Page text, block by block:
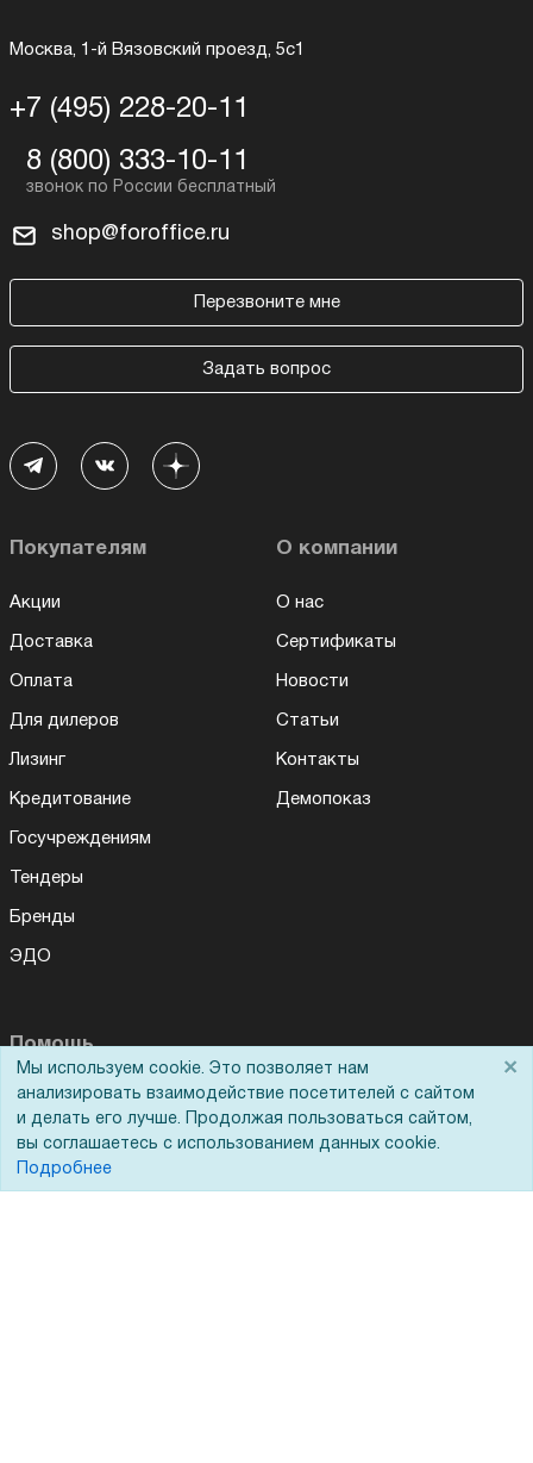
Москва, 1-й Вязовский проезд, 5с1
+7 (495) 228-20-11
8 (800) 333-10-11
shop@foroffice.ru
Перезвоните мне
Задать вопрос
Покупателям
Акции
Доставка
Оплата
Для дилеров
Лизинг
Кредитование
Госучреждениям
Тендеры
Бренды
ЭДО
О компании
О нас
Сертификаты
Новости
Статьи
Контакты
Демопоказ
Помощь
Вопрос-ответ
Реквизиты
Гарантии и возврат
Мы используем cookie. Это позволяет нам
анализировать взаимодействие посетителей с сайтом
и делать его лучше. Продолжая пользоваться сайтом,
вы соглашаетесь с использованием данных cookie.
Подробнее
×